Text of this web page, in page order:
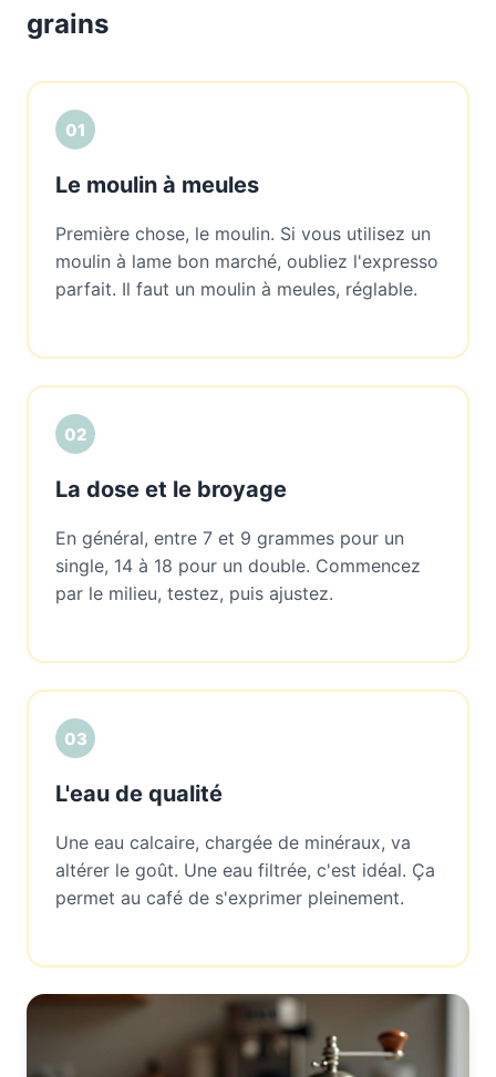
grains
01
Le moulin à meules
Première chose, le moulin. Si vous utilisez un
moulin à lame bon marché, oubliez l'expresso
parfait. Il faut un moulin à meules, réglable.
02
La dose et le broyage
En général, entre 7 et 9 grammes pour un
single, 14 à 18 pour un double. Commencez
par le milieu, testez, puis ajustez.
03
L'eau de qualité
Une eau calcaire, chargée de minéraux, va
altérer le goût. Une eau filtrée, c'est idéal. Ça
permet au café de s'exprimer pleinement.